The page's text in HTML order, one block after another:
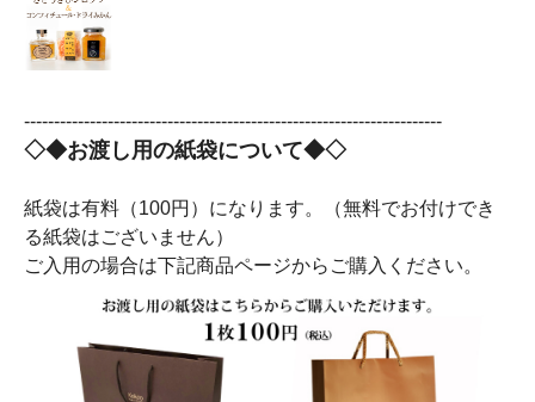
----------------------------------------------------------------------
◇◆お渡し用の紙袋について◆◇
紙袋は有料（100円）になります。（無料でお付けでき
る紙袋はございません）
ご入用の場合は下記商品ページからご購入ください。